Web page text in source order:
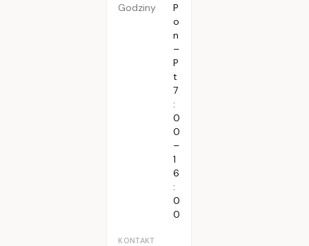
Godziny
P
o
n
–
P
t
7
:
0
0
–
1
6
:
0
0
KONTAKT